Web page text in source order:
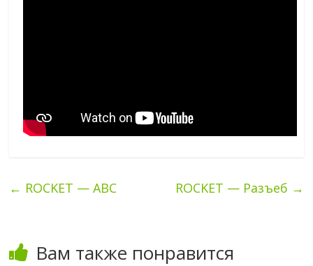
← ROCKET — ABC ROCKET — Разъеб →
Вам также понравится